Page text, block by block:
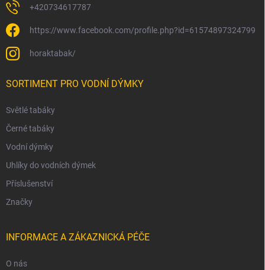
+420734617787
https://www.facebook.com/profile.php?id=61574897324799
horaktabak/
SORTIMENT PRO VODNÍ DÝMKY
Světlé tabáky
Černé tabáky
Vodní dýmky
Uhlíky do vodních dýmek
Příslušenství
Značky
INFORMACE A ZÁKAZNICKÁ PÉČE
O nás